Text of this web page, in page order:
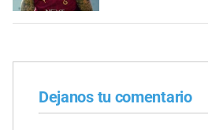
Dejanos tu comentario